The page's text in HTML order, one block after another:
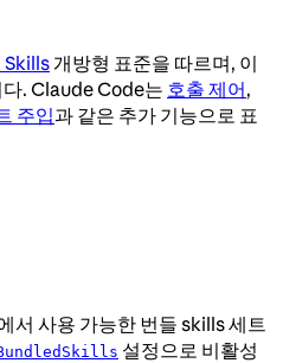
개방형 표준을 따르며, 이
. Claude Code는 호출 제어,
주입과 같은 추가 기능으로 표
서 사용 가능한 번들 skills 세트
설정으로 비활성